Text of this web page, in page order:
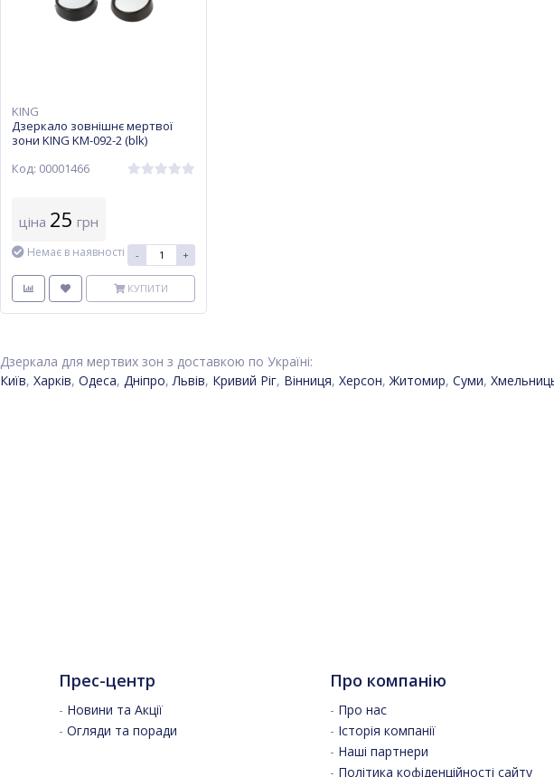
KING
Дзеркало зовнішнє мертвої
зони KING KM-092-2 (blk)
Код: 00001466
ціна 25 грн
Немає в наявності - +
КУПИТИ
Дзеркала для мертвих зон з доставкою по Україні:
Київ, Харків, Одеса, Дніпро,Львів, Кривий Ріг, Вінниця, Херсон,Житомир, Суми,
Прес-центр
- Новини та Акції
- Огляди та поради
Про компанію
- Про нас
- Історія компанії
- Наші партнери
- Політика кофіденційності сайту